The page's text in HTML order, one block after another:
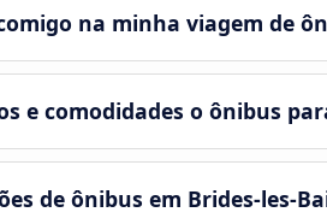
na minha viagem de
e comodidades o ônibus
de ônibus em Brides-les-